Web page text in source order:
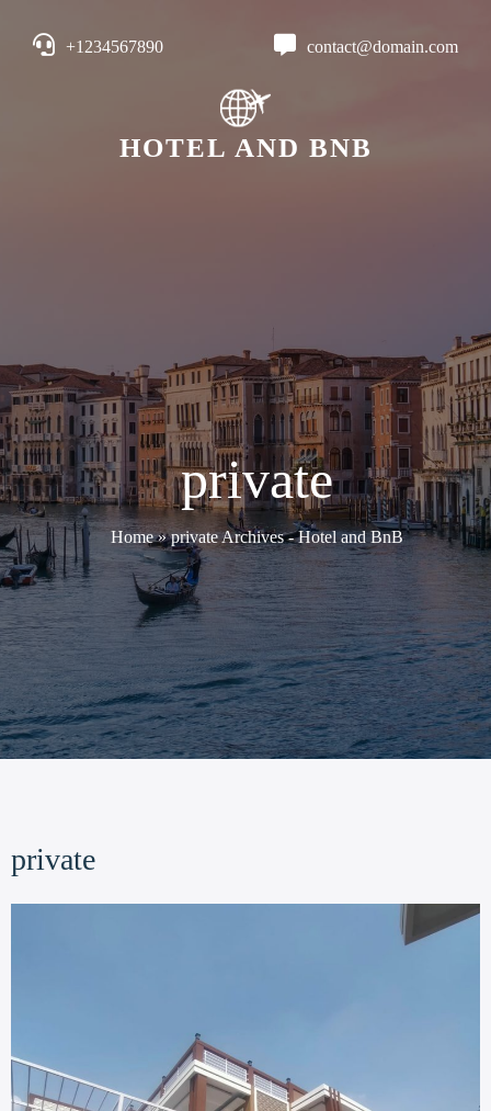
+1234567890 contact@domain.com
HOTEL AND BNB
private
Home»private Archives - Hotel and BnB
private